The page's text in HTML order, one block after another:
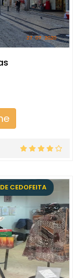
CEDOFEITA